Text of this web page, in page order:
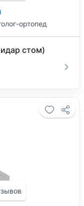
ортопед
стом)